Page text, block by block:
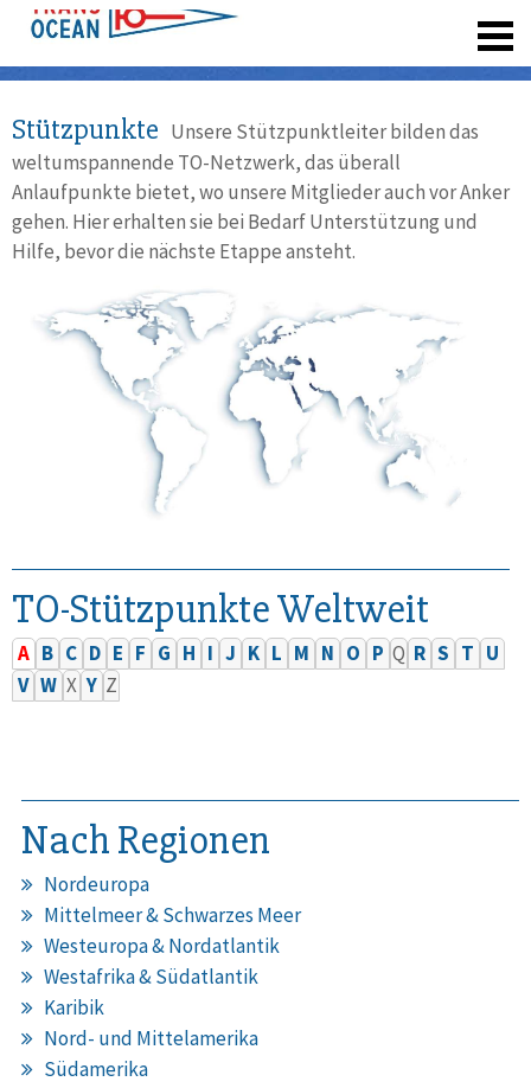
Stützpunkte Unsere Stützpunktleiter bilden das
weltumspannende TO-Netzwerk, das überall
Anlaufpunkte bietet, wo unsere Mitglieder auch vor Anker
gehen. Hier erhalten sie bei Bedarf Unterstützung und
Hilfe, bevor die nächste Etappe ansteht.
TO-Stützpunkte Weltweit
A B C D E F G H I J K L M N O P Q R S T U
V W X Y Z
Nach Regionen
Nordeuropa
Mittelmeer & Schwarzes Meer
Westeuropa & Nordatlantik
Westafrika & Südatlantik
Karibik
Nord- und Mittelamerika
Südamerika